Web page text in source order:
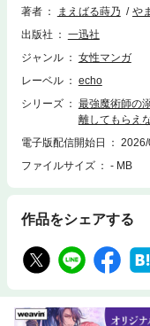
したままパートナーは解
ら、二人の止まっていた時
著者 まえばる蒔乃
や
出版社
一迅社
ジャンル
女性マンガ
レーベル
echo
シリーズ
最強魔術師の
離してもらえ
電子版配信開始日
ファイルサイズ
- MB
作品をシェアする